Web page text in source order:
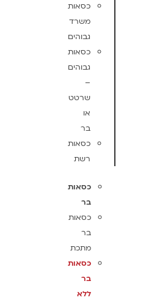
כסאות
משרד
גבוהים
כסאות
גבוהים
–
שרטט
או
בר
כסאות
רשת
כסאות
בר
כסאות
בר
מתכת
כסאות
בר
ללא